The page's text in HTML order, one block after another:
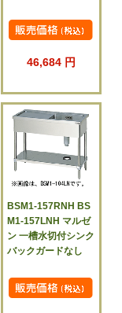
46,684 円
BSM1-157RNH BS
M1-157LNH マルゼ
ン 一槽水切付シンク
バックガードなし